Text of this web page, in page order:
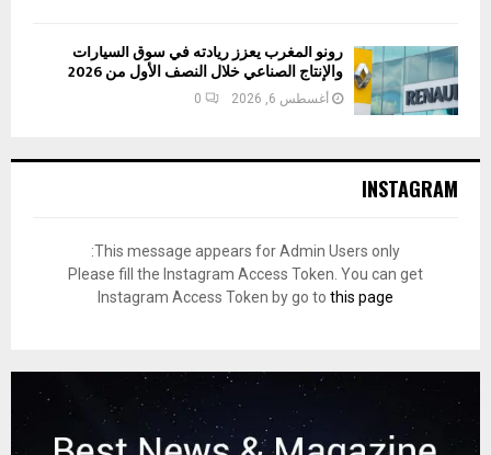
رونو المغرب يعزز ريادته في سوق السيارات
والإنتاج الصناعي خلال النصف الأول من 2026
أغسطس 6, 2026 0
INSTAGRAM
This message appears for Admin Users only:
Please fill the Instagram Access Token. You can get
Instagram Access Token by go to this page